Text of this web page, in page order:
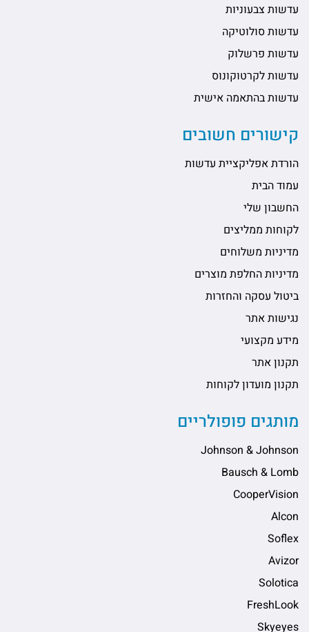
עדשות צבעוניות
עדשות סולוטיקה
עדשות פרשלוק
עדשות לקרטוקונוס
עדשות בהתאמה אישית
קישורים חשובים
הורדת אפליקציית עדשות
עמוד הבית
החשבון שלי
לקוחות ממליצים
מדיניות משלוחים
מדיניות החלפת מוצרים
ביטול עסקה והחזרות
נגישות אתר
מידע מקצועי
תקנון אתר
תקנון מועדון לקוחות
מותגים פופולריים
Johnson & Johnson
Bausch & Lomb
CooperVision
Alcon
Soflex
Avizor
Solotica
FreshLook
Skyeyes